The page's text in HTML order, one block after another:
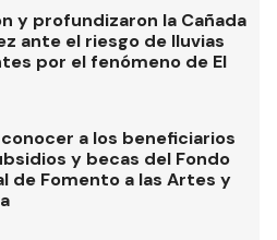
y profundizaron la Cañada
ante el riesgo de lluvias
por el fenómeno de El
a los beneficiarios
y becas del Fondo
de Fomento a las Artes y